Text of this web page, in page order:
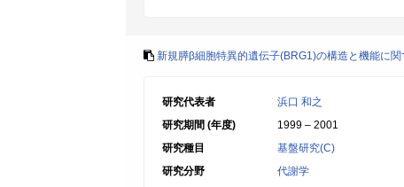
新規膵β細胞特異的遺伝子(BRG1)の構造と機能に関
研究代表者
浜口 和之
研究期間 (年度)
1999 – 2001
研究種目
基盤研究(C)
研究分野
代謝学